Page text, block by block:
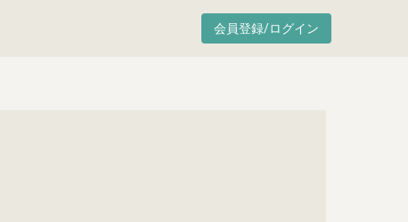
会員登録/ログイン